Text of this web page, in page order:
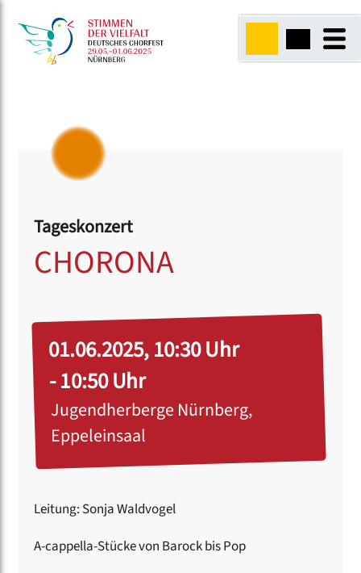
Tageskonzert
CHORONA
01.06.2025, 10:30 Uhr
- 10:50 Uhr
Jugendherberge Nürnberg,
Eppeleinsaal
Leitung: Sonja Waldvogel
A-cappella-Stücke von Barock bis Pop